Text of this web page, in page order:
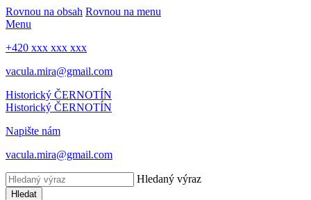
Rovnou na obsah Rovnou na menu
Menu
+420 xxx xxx xxx
vacula.mira@gmail.com
Historický ČERNOTÍN
Historický ČERNOTÍN
Napište nám
vacula.mira@gmail.com
Hledaný výraz
Hledat